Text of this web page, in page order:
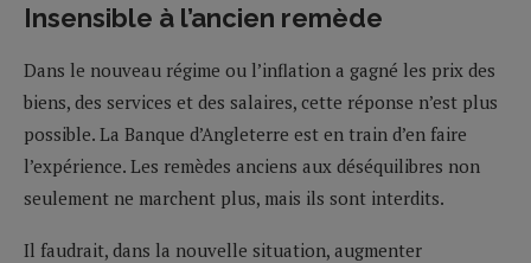
Insensible à l’ancien remède
Dans le nouveau régime ou l’inflation a gagné les prix des
biens, des services et des salaires, cette réponse n’est plus
possible. La Banque d’Angleterre est en train d’en faire
l’expérience. Les remèdes anciens aux déséquilibres non
seulement ne marchent plus, mais ils sont interdits.
Il faudrait, dans la nouvelle situation, augmenter